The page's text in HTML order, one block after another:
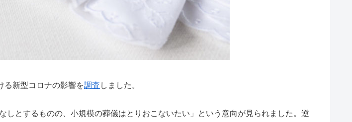
る新型コロナの影響を調査 しました。
とするものの、小規模の葬儀はとりおこないたい」という意向が見られました。逆